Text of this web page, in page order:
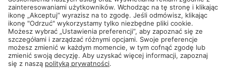
Newsletter
Ogólne warunki i dostawy
Wytyczne i zobowiązania